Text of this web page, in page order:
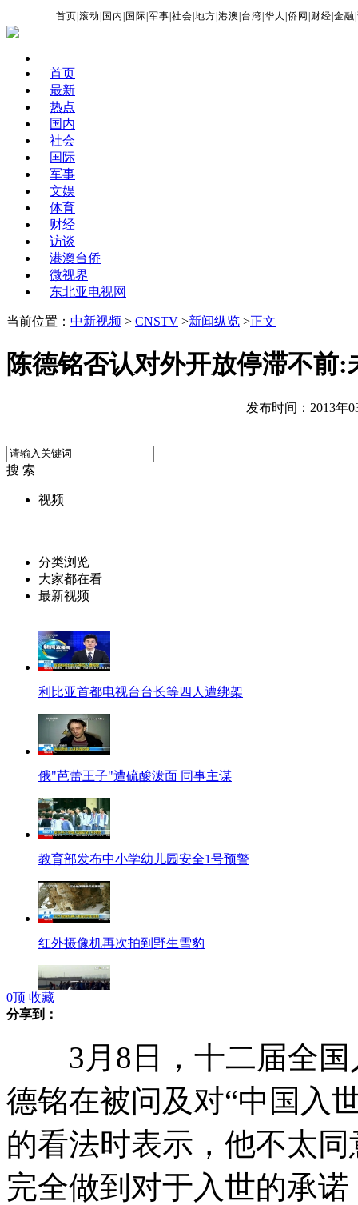
首页 |滚动 国内 国际 |军事 |社会 |地方 |港澳 台湾 |华人 |侨网 财经 |金融 |
首页
最新
热点
国内
社会
国际
军事
文娱
体育
财经
访谈
港澳台侨
微视界
东北亚电视网
当前位置： 中新视频 > CNSTV >新闻纵览 >正文
陈德铭否认对外开放停滞不前
发布时间：2013年
搜 索
视频
分类浏览
大家都在看
最新视频
利比亚首都电视台台长等四人遭绑架
俄"芭蕾王子"遭硫酸泼面 同事主谋
教育部发布中小学幼儿园安全1号预警
红外摄像机再次拍到野生雪豹
实拍：陕西一农民自造飞机
陈德铭吐槽网购 曾被快拒送
叙政府称发现以色列谍报设备
0顶 收藏
分享到：
3月8日，十二届全国
德铭在被问及对“中国入
的看法时表示，他不太
完全做到对于入世的承